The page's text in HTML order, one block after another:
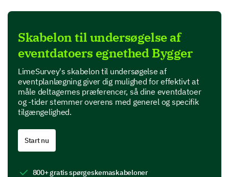
Venligst bedøm følgende elementer af
(Fremragende):
Relevans af arrangementets indhold
Kvalitet af præsentationerne
Passende længde af arrangementet
Orden og tempo af arrangementets segmenter
Hvis du kunne ændre én ting ved
Skabelon til undersøgelse af
eventdatoers egnethed Bygger
LimeSurvey's skabelon til undersøgelse af
eventplanlægning giver dig mulighed for effektivt at
måle deltagernes præferencer, så dine eventdatoer
og -tider stemmer overens med generel og specifik
tilgængelighed.
Start nu
800+ gratis spørgeskemaskabeloner